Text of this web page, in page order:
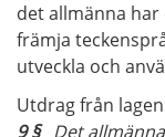
det allmänna
främja
utveckla och
Utdrag från
9 §Det allmänna